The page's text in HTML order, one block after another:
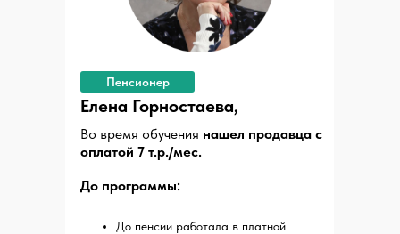
Елена Горностаева,
Пенсионер
Во время обучения нашел продавца с
оплатой 7 т.р./мес.
До программы:
До пенсии работала в платной